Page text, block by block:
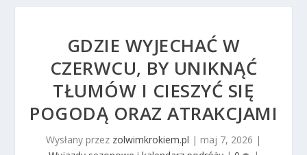
GDZIE WYJECHAĆ W
CZERWCU, BY UNIKNĄĆ
TŁUMÓW I CIESZYĆ SIĘ
POGODĄ ORAZ ATRAKCJAMI
Wysłany przez zolwimkrokiem.pl | maj 7, 2026 |